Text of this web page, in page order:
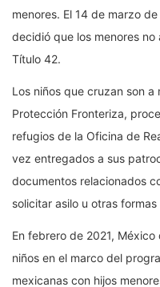
menores. El 14 de marzo
decidió que los menores
Título 42.
Los niños que cruzan son
Protección Fronteriza,
refugios de la Oficina de
vez entregados a sus
documentos relacionados
solicitar asilo u otras
En febrero de 2021,
niños en el marco del
mexicanas con hijos